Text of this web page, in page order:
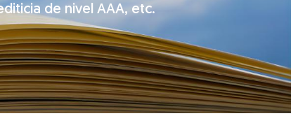
de nivel AAA, etc.